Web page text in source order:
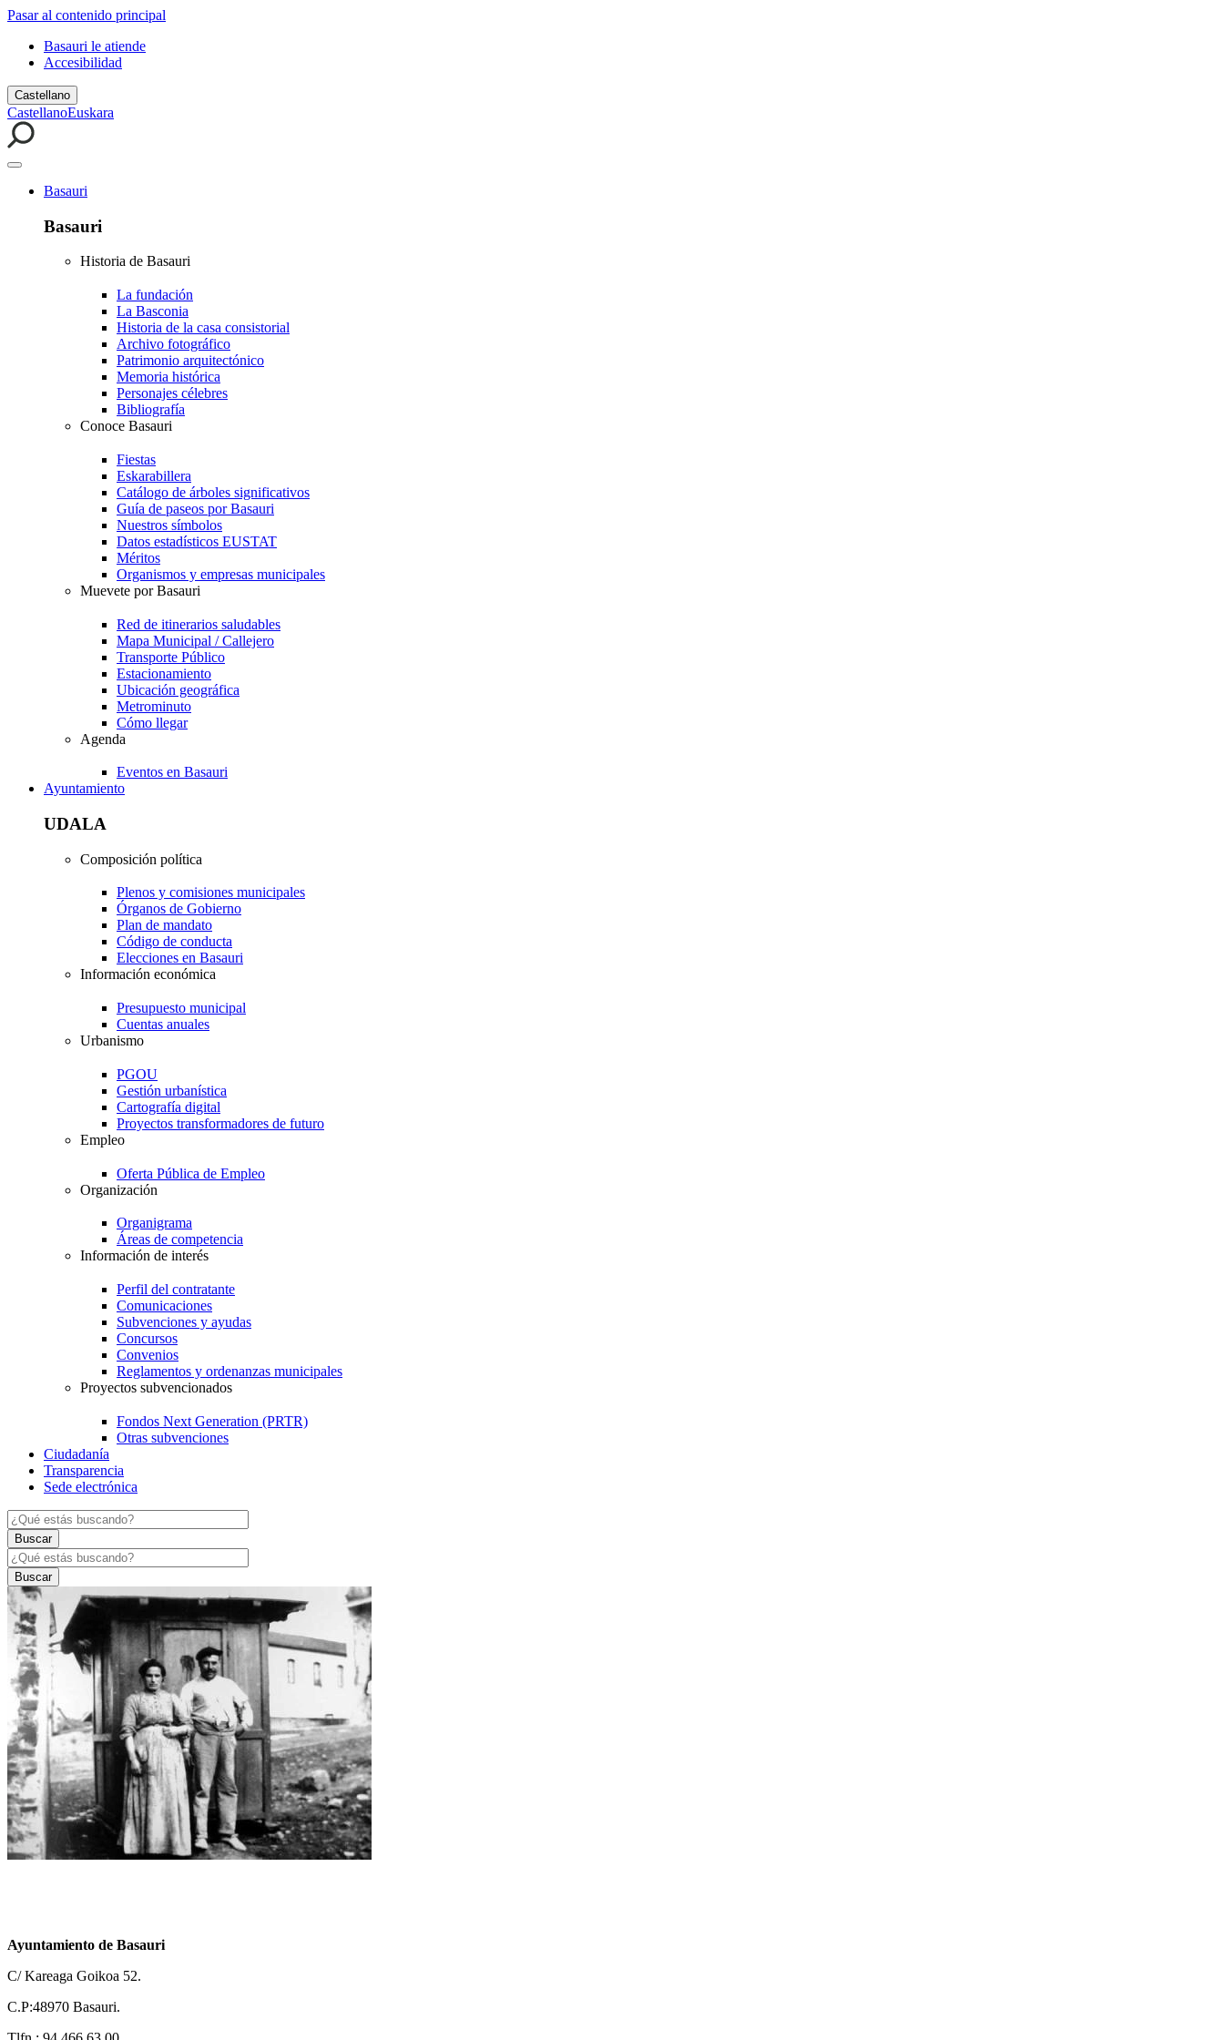
Pasar al contenido principal
Basauri le atiende
Accesibilidad
Castellano
CastellanoEuskara
Basauri
Basauri
Historia de Basauri
La fundación
La Basconia
Historia de la casa consistorial
Archivo fotográfico
Patrimonio arquitectónico
Memoria histórica
Personajes célebres
Bibliografía
Conoce Basauri
Fiestas
Eskarabillera
Catálogo de árboles significativos
Guía de paseos por Basauri
Nuestros símbolos
Datos estadísticos EUSTAT
Méritos
Organismos y empresas municipales
Muevete por Basauri
Red de itinerarios saludables
Mapa Municipal / Callejero
Transporte Público
Estacionamiento
Ubicación geográfica
Metrominuto
Cómo llegar
Agenda
Eventos en Basauri
Ayuntamiento
UDALA
Composición política
Plenos y comisiones municipales
Órganos de Gobierno
Plan de mandato
Código de conducta
Elecciones en Basauri
Información económica
Presupuesto municipal
Cuentas anuales
Urbanismo
PGOU
Gestión urbanística
Cartografía digital
Proyectos transformadores de futuro
Empleo
Oferta Pública de Empleo
Organización
Organigrama
Áreas de competencia
Información de interés
Perfil del contratante
Comunicaciones
Subvenciones y ayudas
Concursos
Convenios
Reglamentos y ordenanzas municipales
Proyectos subvencionados
Fondos Next Generation (PRTR)
Otras subvenciones
Ciudadanía
Transparencia
Sede electrónica
Ayuntamiento de Basauri
C/ Kareaga Goikoa 52.
C.P:48970 Basauri.